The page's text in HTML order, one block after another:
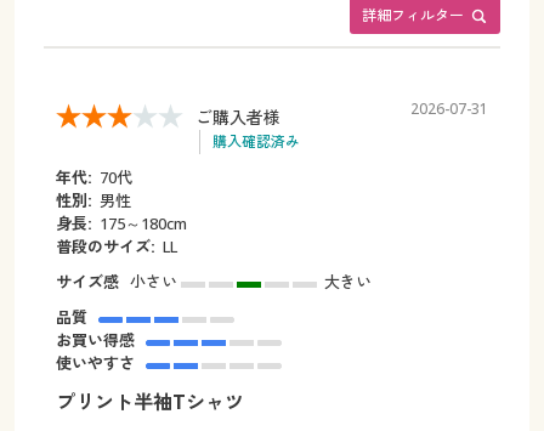
詳細フィルター
ご購入者様
購入確認済み
2026-07-31
年代: 70代
性別: 男性
身長: 175～180cm
普段のサイズ: LL
サイズ感 小さい
大きい
品質
お買い得感
使いやすさ
プリント半袖Tシャツ